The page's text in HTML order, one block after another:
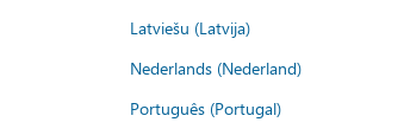
Latviešu (Latvija)
Nederlands (Nederland)
Português (Portugal)